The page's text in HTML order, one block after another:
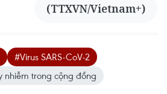
(TTXVN/Vietnam+)
#Virus SARS-CoV-2
nhiễm trong cộng đồng